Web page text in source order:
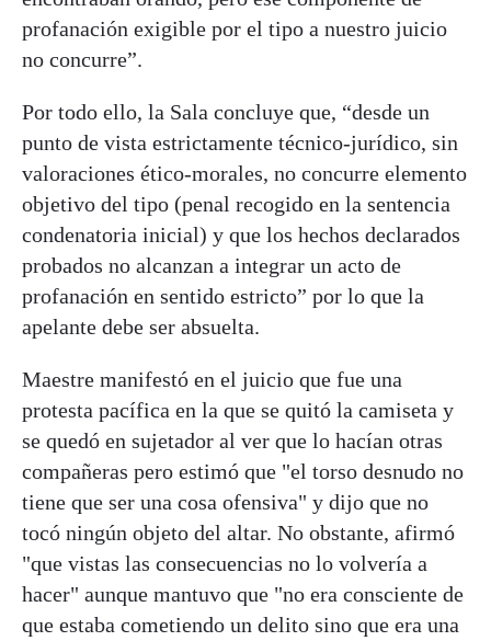
profanación exigible por el tipo a nuestro juicio
no concurre”.
Por todo ello, la Sala concluye que, “desde un
punto de vista estrictamente técnico-jurídico, sin
valoraciones ético-morales, no concurre elemento
objetivo del tipo (penal recogido en la sentencia
condenatoria inicial) y que los hechos declarados
probados no alcanzan a integrar un acto de
profanación en sentido estricto” por lo que la
apelante debe ser absuelta.
Maestre manifestó en el juicio que fue una
protesta pacífica en la que se quitó la camiseta y
se quedó en sujetador al ver que lo hacían otras
compañeras pero estimó que "el torso desnudo no
tiene que ser una cosa ofensiva" y dijo que no
tocó ningún objeto del altar. No obstante, afirmó
"que vistas las consecuencias no lo volvería a
hacer" aunque mantuvo que "no era consciente de
que estaba cometiendo un delito sino que era una